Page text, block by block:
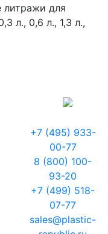
литражи для
л., 0,6 л., 1,3 л.,
+7 (495) 933-
00-77
8 (800) 100-
93-20
+7 (499) 518-
07-77
sales@plastic-